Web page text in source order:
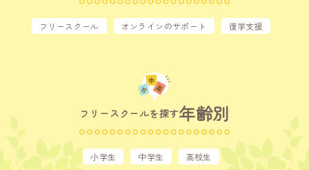
フリースクール オンラインのサポート 復学支援
フリースクールを探す年齢別
小学生 中学生 高校生